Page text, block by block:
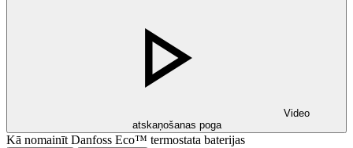
Video
atskaņošanas poga
Kā nomainīt Danfoss Eco™ termostata baterijas